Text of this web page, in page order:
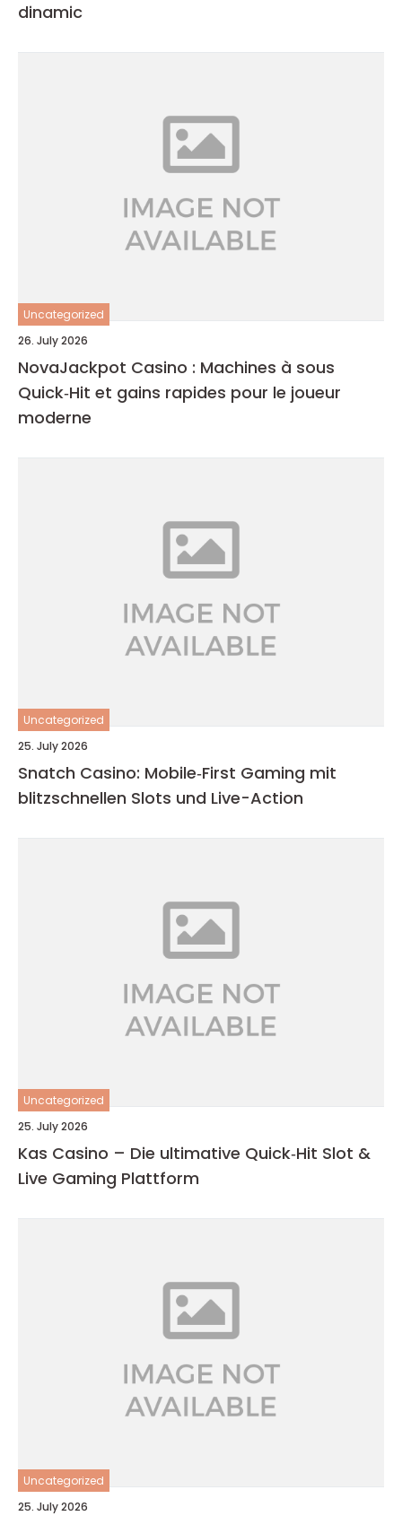
dinamic
Uncategorized
26. July 2026
NovaJackpot Casino : Machines à sous
Quick‑Hit et gains rapides pour le joueur
moderne
Uncategorized
25. July 2026
Snatch Casino: Mobile‑First Gaming mit
blitzschnellen Slots und Live-Action
Uncategorized
25. July 2026
Kas Casino – Die ultimative Quick‑Hit Slot &
Live Gaming Plattform
Uncategorized
25. July 2026